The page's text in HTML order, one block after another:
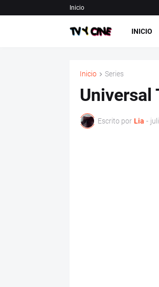
Inicio
INICIO
Inicio Series
Universal
Escrito por Lia -